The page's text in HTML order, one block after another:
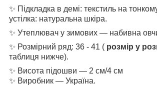
✨ Підкладка в демі: текстиль на
устілка: натуральна шкіра.
✨ Утеплювач у зимових — набивна
✨ Розмірний ряд: 36 - 41 ( розмір у
таблиця нижче).
✨ Висота підошви — 2 см/4 см
✨ Виробник — Україна.